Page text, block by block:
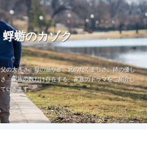
蜉蝣のカゾク
父の大きさ、母の温かさ、兄のたくましさ、姉の優し
さ…家族の数だけ存在する、家族のドラマをご紹介し
ていきます。